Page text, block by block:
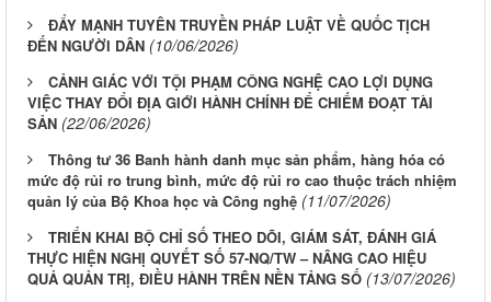
ĐẨY MẠNH TUYÊN TRUYỀN PHÁP LUẬT VỀ QUỐC TỊCH
ĐẾN NGƯỜI DÂN (10/06/2026)
CẢNH GIÁC VỚI TỘI PHẠM CÔNG NGHỆ CAO LỢI DỤNG
VIỆC THAY ĐỔI ĐỊA GIỚI HÀNH CHÍNH ĐỂ CHIẾM ĐOẠT TÀI
SẢN (22/06/2026)
Thông tư 36 Banh hành danh mục sản phẩm, hàng hóa có
mức độ rủi ro trung bình, mức độ rủi ro cao thuộc trách nhiệm
quản lý của Bộ Khoa học và Công nghệ (11/07/2026)
TRIỂN KHAI BỘ CHỈ SỐ THEO DÕI, GIÁM SÁT, ĐÁNH GIÁ
THỰC HIỆN NGHỊ QUYẾT SỐ 57-NQ/TW – NÂNG CAO HIỆU
QUẢ QUẢN TRỊ, ĐIỀU HÀNH TRÊN NỀN TẢNG SỐ (13/07/2026)